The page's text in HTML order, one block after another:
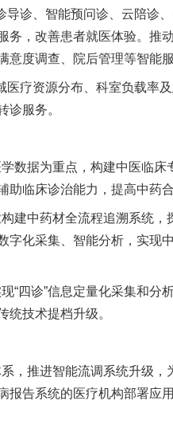
诊、智能预问诊、云陪诊
，改善患者就医体验。推
度调查、院后管理等智能服
疗资源分布、科室负载率
诊服务。
据为重点，构建中医临床
临床诊治能力，提高中药合
中药材全流程追溯系统，
化采集、智能分析，实现
四诊”信息定量化采集和分
技术提档升级。
推进智能流调系统升级，
告系统的医疗机构部署应